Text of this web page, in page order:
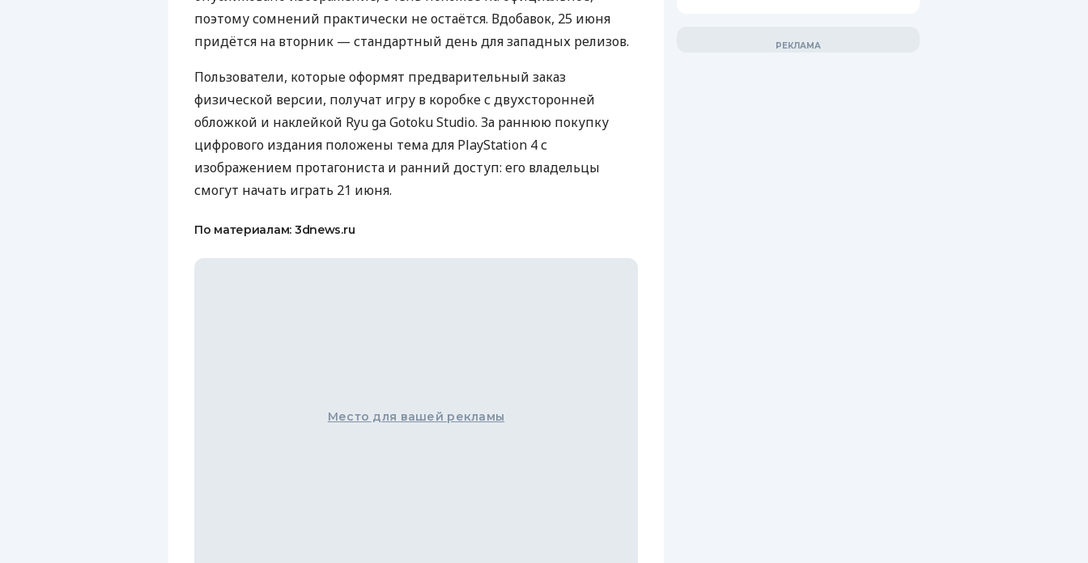
поэтому сомнений практически не остаётся. Вдобавок, 25 июня
придётся на вторник — стандартный день для западных релизов.
Пользователи, которые оформят предварительный заказ
физической версии, получат игру в коробке с двухсторонней
обложкой и наклейкой Ryu ga Gotoku Studio. За раннюю покупку
цифрового издания положены тема для PlayStation 4 с
изображением протагониста и ранний доступ: его владельцы
смогут начать играть 21 июня.
По материалам: 3dnews.ru
Место для вашей рекламы